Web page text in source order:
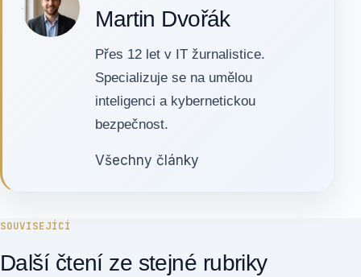
Martin Dvořák
Přes 12 let v IT žurnalistice.
Specializuje se na umělou
inteligenci a kybernetickou
bezpečnost.
Všechny články
SOUVISEJÍCÍ
Další čtení ze stejné rubriky